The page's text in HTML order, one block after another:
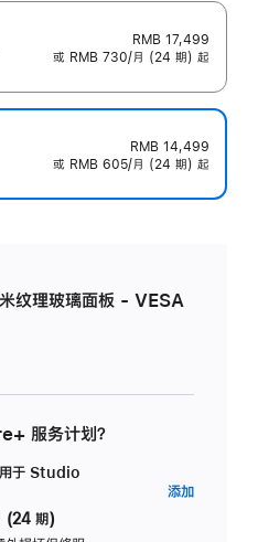
RMB 17,499
或 RMB 730/月 (24 期) 起
RMB 14,499
或 RMB 605/月 (24 期) 起
理玻璃面板 - VESA
服务计划？
于 Studio
(24 期)
添加